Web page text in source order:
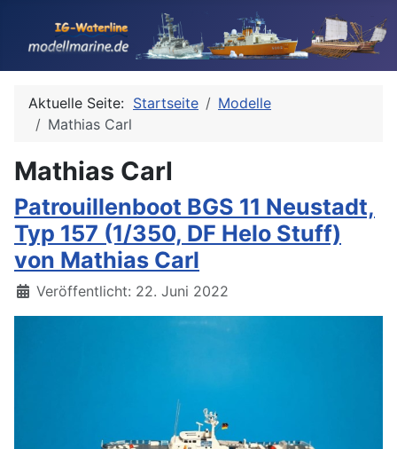
Aktuelle Seite: Startseite
Modelle
Mathias Carl
Mathias Carl
Patrouillenboot BGS 11 Neustadt,
Typ 157 (1/350, DF Helo Stuff)
von Mathias Carl
Details
Veröffentlicht: 22. Juni 2022